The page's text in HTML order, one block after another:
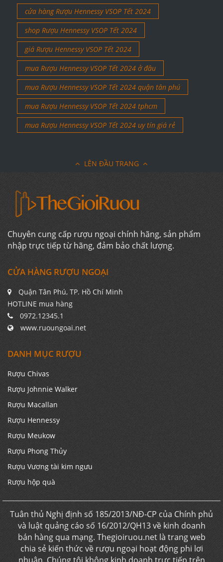
cửa hàng Rượu Hennessy VSOP Tết 2024
shop Rượu Hennessy VSOP Tết 2024
giá Rượu Hennessy VSOP Tết 2024
mua Rượu Hennessy VSOP Tết 2024 ở đâu
mua Rượu Hennessy VSOP Tết 2024 quận tân phú
mua Rượu Hennessy VSOP Tết 2024 tphcm
mua Rượu Hennessy VSOP Tết 2024 uy tín giá rẻ
LÊN ĐẦU TRANG
Chuyên cung cấp rượu ngoại chính hãng, sản phẩm
nhập trực tiếp từ hãng, đảm bảo chất lượng.
CỬA HÀNG RƯỢU NGOẠI
Quận Tân Phú, TP. Hồ Chí Minh
HOTLINE mua hàng
0972.12345.1
www.ruoungoai.net
DANH MỤC RƯỢU
Rượu Chivas
Rượu Johnnie Walker
Rượu Macallan
Rượu Hennessy
Rượu Meukow
Rượu Phong Thủy
Rượu Vương tài kim ngưu
Rượu hộp quà
Tuân thủ Nghị định số 185/2013/NĐ-CP của Chính phủ
và luật quảng cáo số 16/2012/QH13 về kinh doanh
bán hàng qua mạng. Thegioiruou.net là trang web
chia sẻ kiến thức về rượu ngoại hoạt động phi lơi